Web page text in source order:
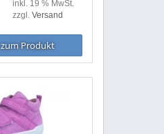
inkl. 19 % MwSt.
zzgl. Versand
zum Produkt